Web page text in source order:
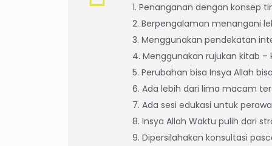
1. Penanganan dengan konsep
2. Berpengalaman menangani
3. Menggunakan pendekatan
4. Menggunakan rujukan kitab
5. Perubahan bisa Insya Allah
6. Ada lebih dari lima macam
7. Ada sesi edukasi untuk
8. Insya Allah Waktu pulih dari
9. Dipersilahakan konsultasi